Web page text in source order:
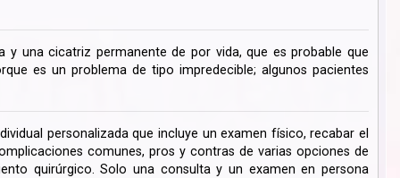
y una cicatriz permanente de por vida, que es probable que
es un problema de tipo impredecible; algunos pacientes
personalizada que incluye un examen físico, recabar el
comunes, pros y contras de varias opciones de
quirúrgico. Solo una consulta y un examen en persona